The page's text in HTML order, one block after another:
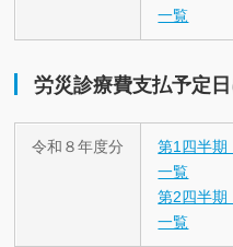
一覧
労災診療費支払予定
令和８年度分
第1四半期
一覧
第2四半期
一覧